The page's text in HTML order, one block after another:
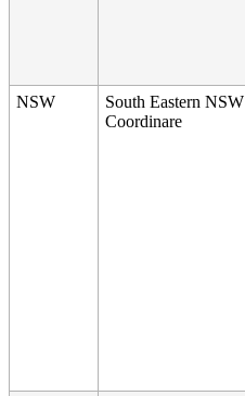
NSW South Eastern NSW
Coordinare